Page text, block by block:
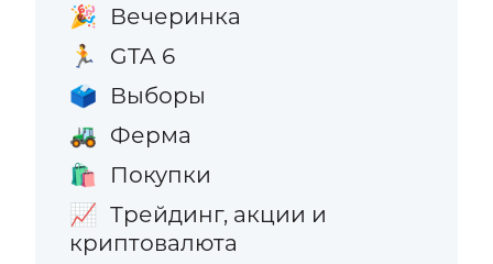
🎉 Вечеринка
🏃 GTA 6
🗳️ Выборы
🚜 Ферма
🛍️ Покупки
📈 Трейдинг, акции и
криптовалюта